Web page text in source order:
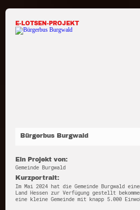
E-LOTSEN-PROJEKT
Bürgerbus Burgwald
Ein Projekt von:
Gemeinde Burgwald
Kurzportrait:
Im Mai 2024 hat die Gemeinde Burgwald
Land Hessen zur Verfügung gestellt
eine kleine Gemeinde mit knapp 5.000